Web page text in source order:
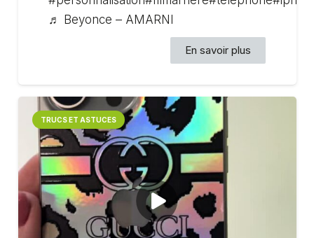
♬ Beyonce – AMARNI
En savoir plus
TRUCS ET ASTUCES